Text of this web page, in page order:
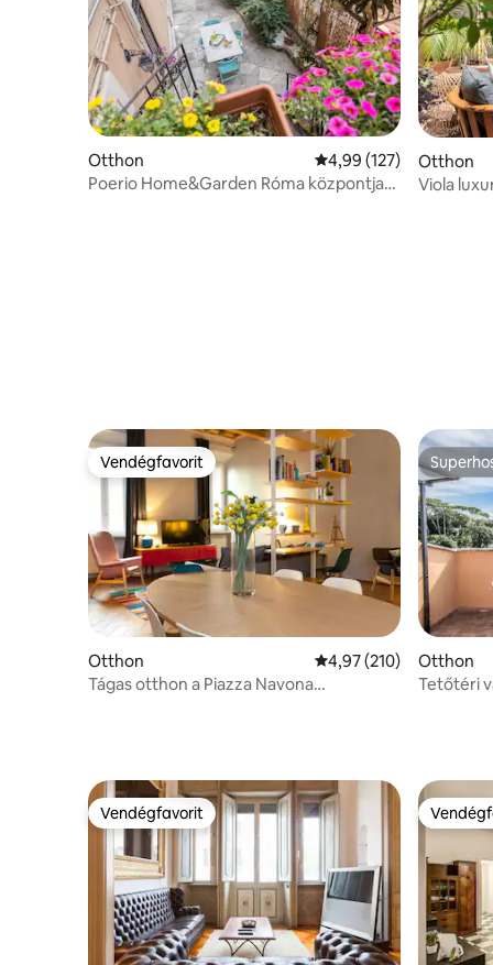
Otthon Átlagos értékelés: 5/
4,99 (127)
Poerio Home&Garden Róma központja
Otthon
Viola
Vendégfavorit
Vendégfavorit
Otthon Átlagos értékelés: 5/
4,97 (210)
Tágas otthon a Piazza Navona
Otthon
Tetőtéri
Vendégfavorit
Vendégfavorit